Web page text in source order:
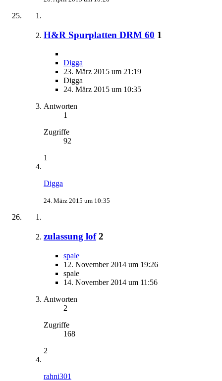
H&R Spurplatten DRM 60 1
Digga
23. März 2015 um 21:19
Digga
24. März 2015 um 10:35
Antworten
1
Zugriffe
92
1
Digga
24. März 2015 um 10:35
zulassung lof 2
spale
12. November 2014 um 19:26
spale
14. November 2014 um 11:56
Antworten
2
Zugriffe
168
2
rahni301